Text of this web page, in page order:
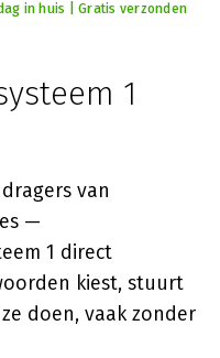
in huis | Gratis verzonden
1
van
—
1 direct
kiest, stuurt
doen, vaak zonder